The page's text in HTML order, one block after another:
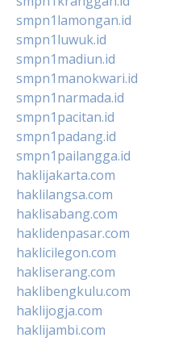
smpn1lamongan.id
smpn1luwuk.id
smpn1madiun.id
smpn1manokwari.id
smpn1narmada.id
smpn1pacitan.id
smpn1padang.id
smpn1pailangga.id
haklijakarta.com
haklilangsa.com
haklisabang.com
haklidenpasar.com
haklicilegon.com
hakliserang.com
haklibengkulu.com
haklijogja.com
haklijambi.com